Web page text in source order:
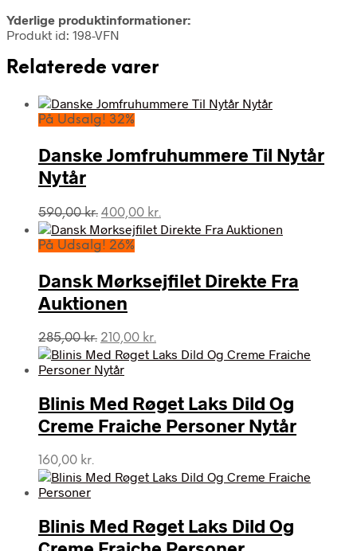
Yderlige produktinformationer:
Produkt id: 198-VFN
Relaterede varer
På Udsalg! 32%
Danske Jomfruhummere Til Nytår
Nytår
590,00kr. Den
oprindelige
pris
590,00 kr..
400,00 kr.
aktuelle
400,00 kr..
På Udsalg! 26%
Dansk Mørksejfilet Direkte Fra
Auktionen
285,00kr. Den
oprindelige
pris
285,00 kr..
210,00 kr.
aktuelle
210,00 kr..
Blinis Med Røget Laks Dild Og
Creme Fraiche Personer Nytår
160,00 kr.
Blinis Med Røget Laks Dild Og